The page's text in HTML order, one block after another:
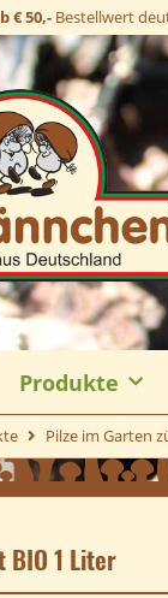
€ 50,- Bestellwert
Produkte
Pilze im Garten
BIO 1 Liter